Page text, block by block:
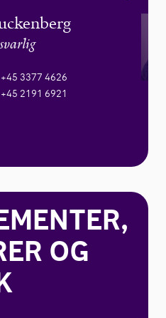
+45 3377 4626
+45 2191 6921
OG